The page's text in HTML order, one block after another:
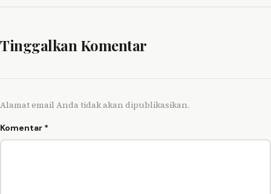
Tinggalkan Komentar
Alamat email Anda tidak akan dipublikasikan.
Komentar *